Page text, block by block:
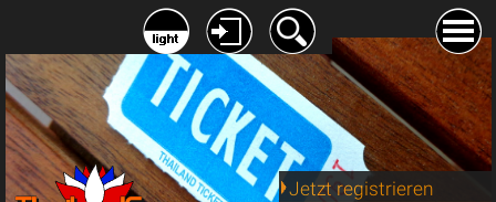
Jetzt registrieren